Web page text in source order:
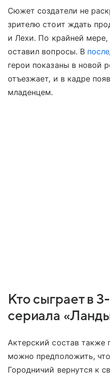
Сюжет создатели не
зрителю стоит ждать
и Лехи. По крайней мере,
оставил вопросы. В
герои показаны в новой
отъезжает, и в кадре
младенцем.
Кто сыграет в
сериала
Актерский состав также
можно предположить,
Городничий вернутся к